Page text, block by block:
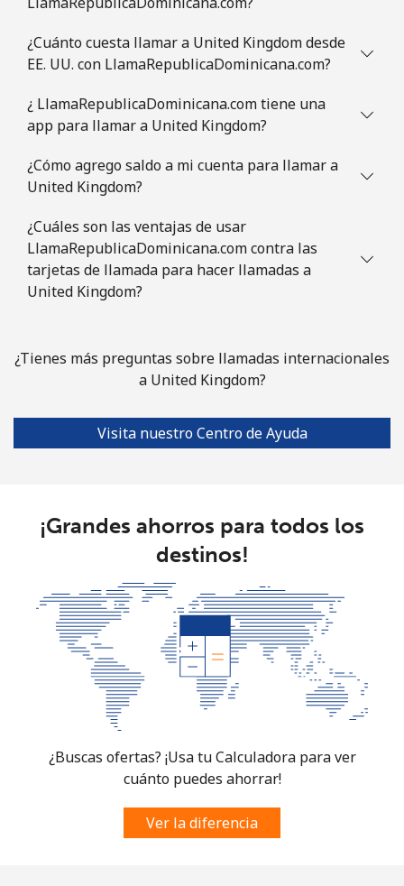
¿Cuánto cuesta llamar a United Kingdom desde
EE. UU. con LlamaRepublicaDominicana.com?
¿ LlamaRepublicaDominicana.com tiene una
app para llamar a United Kingdom?
¿Cómo agrego saldo a mi cuenta para llamar a
United Kingdom?
¿Cuáles son las ventajas de usar
LlamaRepublicaDominicana.com contra las
tarjetas de llamada para hacer llamadas a
United Kingdom?
¿Tienes más preguntas sobre llamadas internacionales
a United Kingdom?
Visita nuestro Centro de Ayuda
¡Grandes ahorros para todos los
destinos!
¿Buscas ofertas? ¡Usa tu Calculadora para ver
cuánto puedes ahorrar!
Ver la diferencia